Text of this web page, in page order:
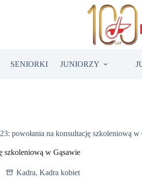
SENIORKI JUNIORZY
powołania na konsultację szkoleniową w
szkoleniową w Gąsawie
Kadra, Kadra kobiet